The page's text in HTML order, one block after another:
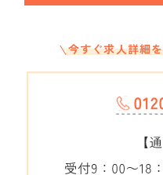
今すぐ求人詳細